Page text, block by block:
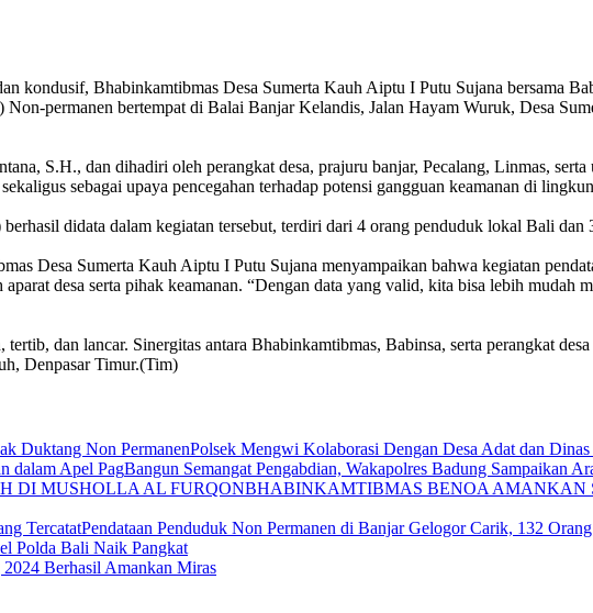
kondusif, Bhabinkamtibmas Desa Sumerta Kauh Aiptu I Putu Sujana bersama
permanen bertempat di Balai Banjar Kelandis, Jalan Hayam Wuruk, Desa
S.H., dan dihadiri oleh perangkat desa, prajuru banjar, Pecalang, Linmas,
sebagai upaya pencegahan terhadap potensi gangguan keamanan di
didata dalam kegiatan tersebut, terdiri dari 4 orang penduduk lokal Bali
Desa Sumerta Kauh Aiptu I Putu Sujana menyampaikan bahwa kegiatan
desa serta pihak keamanan. “Dengan data yang valid, kita bisa lebih mudah
dan lancar. Sinergitas antara Bhabinkamtibmas, Babinsa, serta perangkat
Denpasar Timur.(Tim)
Polsek Mengwi Kolaborasi Dengan Desa Adat dan
Bangun Semangat Pengabdian, Wakapolres Badung Sampaikan
BHABINKAMTIBMAS BENOA AMANKAN
Pendataan Penduduk Non Permanen di Banjar Gelogor Carik, 132
Polda Bali Naik Pangkat
Berhasil Amankan Miras